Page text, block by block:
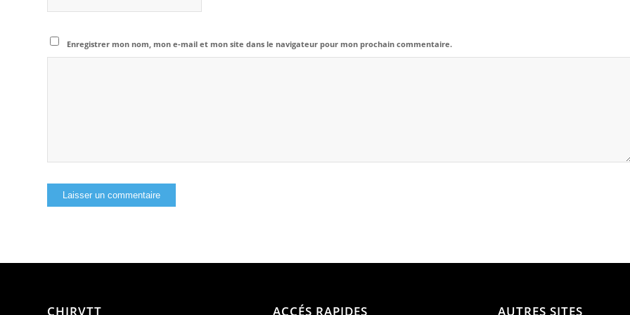
Enregistrer mon nom, mon e-mail et mon site dans le navigateur pour mon prochain commentaire.
CHIRVTT ACCÉS RAPIDES AUTRES SITES